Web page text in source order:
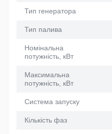
Тип генератора
Тип палива
Номінальна
потужність, кВт
Максимальна
потужність, кВт
Система запуску
Кількість фаз